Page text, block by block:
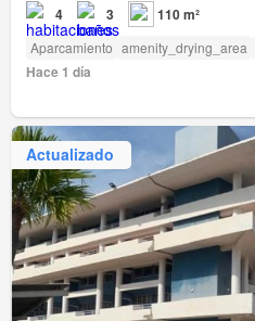
4 3 110 m²
Aparcamiento amenity_drying_area
Hace 1 día
Actualizado